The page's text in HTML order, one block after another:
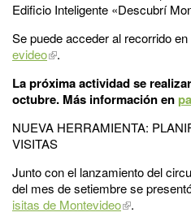
Edificio Inteligente «Descubrí
Se puede acceder al recorrido en
evideo
.
La próxima actividad se
octubre. Más información en
NUEVA HERRAMIENTA:
VISITAS
Junto con el lanzamiento del
del mes de setiembre se
isitas de Montevideo
.